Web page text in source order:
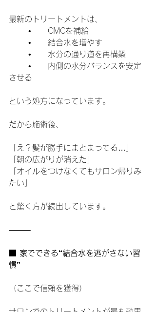
最新のトリートメントは、
	•	CMCを補給
	•	結合水を増やす
	•	水分の通り道を再構築
させる
という処方になっています。
だから施術後、
「え？髪が勝手にまとまってる…」
「朝の広がりが消えた」
「オイルをつけなくてもサロン帰りみ
たい」
と驚く方が続出しています。
⸻
■ 家でできる“結合水を逃がさない習
慣”
（ここで信頼を獲得）